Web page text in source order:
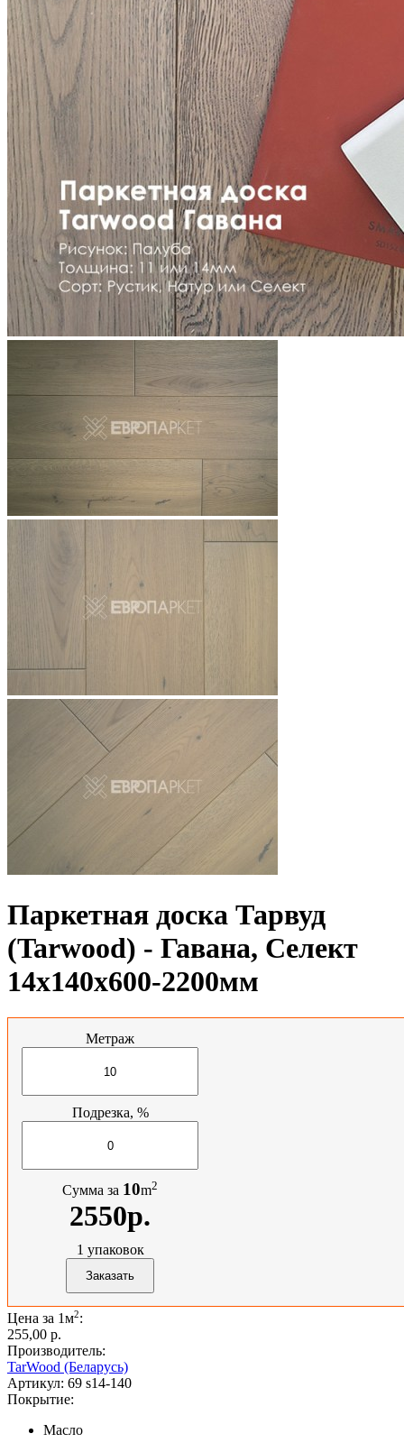
Паркетная доска Тарвуд
(Tarwood) - Гавана, Селект
14х140х600-2200мм
Метраж
Подрезка, %
Сумма за 10m2
2550р.
1 упаковок
Цена за 1м2:
255,00 p.
Производитель:
TarWood (Беларусь)
Артикул: 69 s14-140
Покрытие:
Масло